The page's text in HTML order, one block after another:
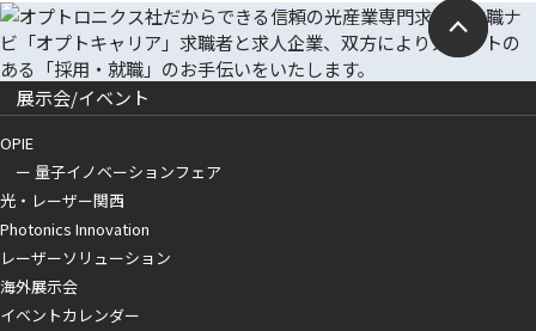
展示会/イベント
OPIE
ー 量子イノベーションフェア
光・レーザー関西
Photonics Innovation
レーザーソリューション
海外展示会
イベントカレンダー